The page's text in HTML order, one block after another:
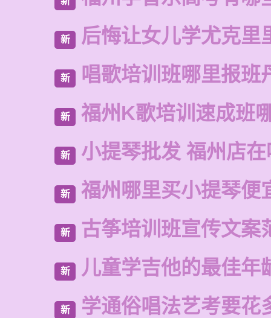
新 后悔让女儿学尤克里
新 唱歌培训班哪里报班
新 福州K歌培训速成班
新 小提琴批发 福州店
新 福州哪里买小提琴便
新 古筝培训班宣传文案
新 儿童学吉他的最佳年
新 学通俗唱法艺考要花